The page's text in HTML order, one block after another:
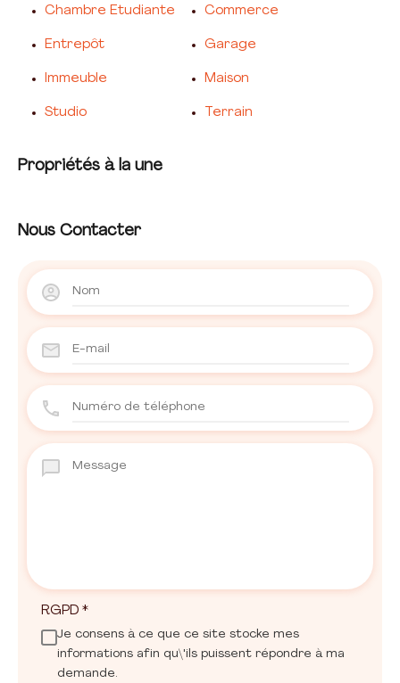
Chambre Etudiante Commerce
Entrepôt Garage
Immeuble Maison
Studio Terrain
Propriétés à la une
Nous Contacter
RGPD *
Je consens à ce que ce site stocke mes
informations afin qu\'ils puissent répondre à ma
demande.